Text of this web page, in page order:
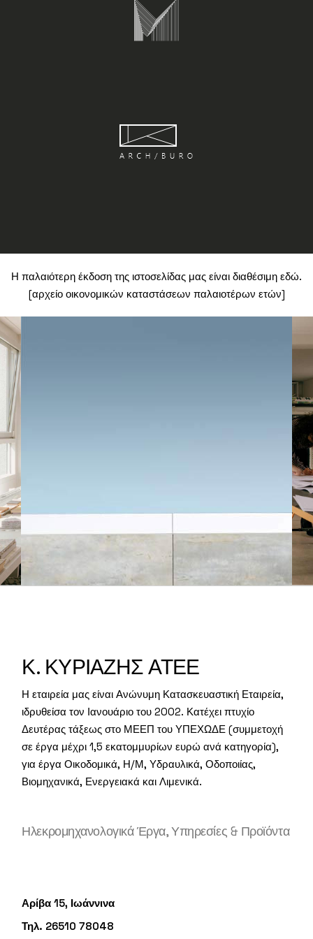
Η παλαιότερη έκδοση της ιστοσελίδας μας είναι διαθέσιμη εδώ.
[αρχείο οικονομικών καταστάσεων παλαιοτέρων ετών]
Κ. ΚΥΡΙΑΖΗΣ ΑΤΕΕ
Η εταιρεία μας είναι Ανώνυμη Κατασκευαστική Εταιρεία,
ιδρυθείσα τον Ιανουάριο του 2002. Κατέχει πτυχίο
Δευτέρας τάξεως στο ΜΕΕΠ του ΥΠΕΧΩΔΕ (συμμετοχή
σε έργα μέχρι 1,5 εκατομμυρίων ευρώ ανά κατηγορία),
για έργα Οικοδομικά, Η/Μ, Υδραυλικά, Οδοποιίας,
Βιομηχανικά, Ενεργειακά και Λιμενικά.
Ηλεκρομηχανολογικά Έργα, Υπηρεσίες & Προϊόντα
Αρίβα 15, Ιωάννινα
Τηλ. 26510 78048